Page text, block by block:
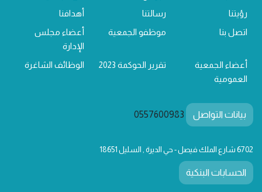
رؤيتنا
رسالتنا
أهدافنا
اتصل بنا
موظفو الجمعية
أعضاء مجلس
الإدارة
أعضاء الجمعية
العمومية
تقرير الحوكمة 2023 الوظائف الشاغرة
بيانات التواصل 0557600983
6702 شارع الملك فيصل - حي الديرة , السليل 18651
الحسابات البنكية